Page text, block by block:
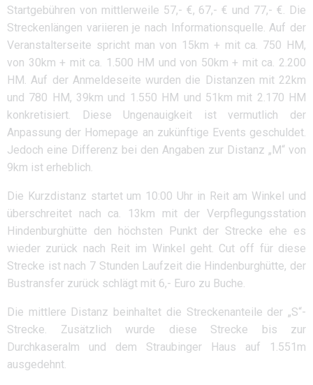
Startgebühren von mittlerweile 57,- €, 67,- € und 77,- €. Die
Streckenlängen variieren je nach Informationsquelle. Auf der
Veranstalterseite spricht man von 15km + mit ca. 750 HM,
von 30km + mit ca. 1.500 HM und von 50km + mit ca. 2.200
HM. Auf der Anmeldeseite wurden die Distanzen mit 22km
und 780 HM, 39km und 1.550 HM und 51km mit 2.170 HM
konkretisiert. Diese Ungenauigkeit ist vermutlich der
Anpassung der Homepage an zukünftige Events geschuldet.
Jedoch eine Differenz bei den Angaben zur Distanz „M“ von
9km ist erheblich.
Die Kurzdistanz startet um 10:00 Uhr in Reit am Winkel und
überschreitet nach ca. 13km mit der Verpflegungsstation
Hindenburghütte den höchsten Punkt der Strecke ehe es
wieder zurück nach Reit im Winkel geht. Cut off für diese
Strecke ist nach 7 Stunden Laufzeit die Hindenburghütte, der
Bustransfer zurück schlägt mit 6,- Euro zu Buche.
Die mittlere Distanz beinhaltet die Streckenanteile der „S“-
Strecke. Zusätzlich wurde diese Strecke bis zur
Durchkaseralm und dem Straubinger Haus auf 1.551m
ausgedehnt.